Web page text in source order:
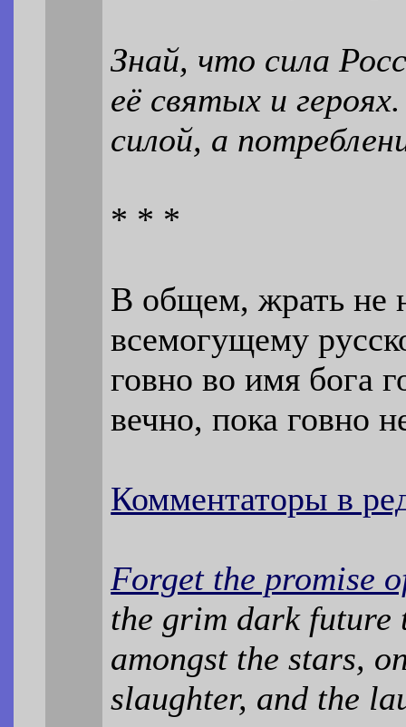
Знай, что сила
её святых и
силой, а
* * *
В общем, жрать не
всемогущему
говно во имя бога
вечно, пока говно
Комментаторы в
Forget the promise
the grim dark future
amongst the stars,
slaughter, and the